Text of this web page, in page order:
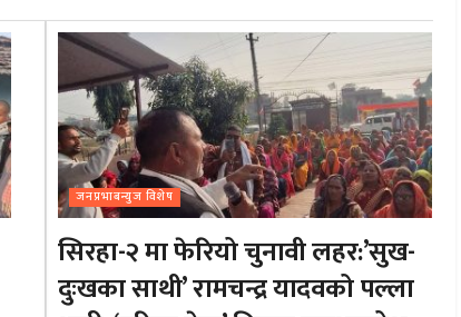
जनप्रभाबन्युज विशेष
सिरहा-२ मा फेरियो चुनावी लहर:’सुख-
दुःखका साथी’ रामचन्द्र यादवको पल्ला